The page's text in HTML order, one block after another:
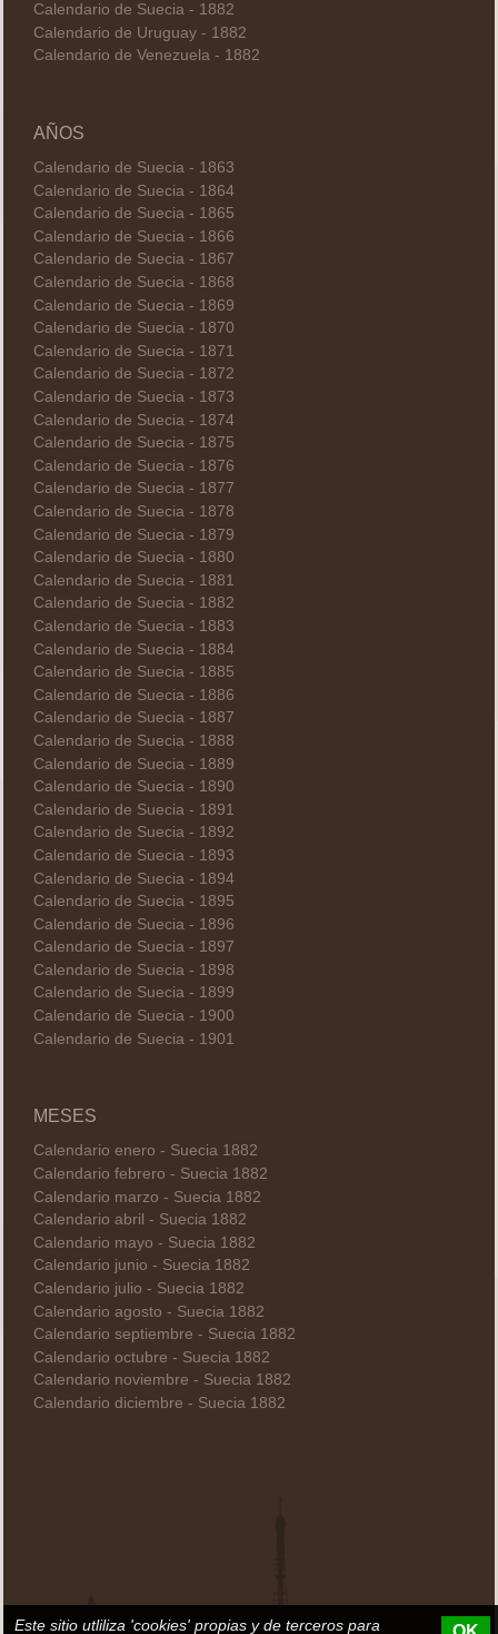
Calendario de Suecia - 1882
Calendario de Uruguay - 1882
Calendario de Venezuela - 1882
AÑOS
Calendario de Suecia - 1863
Calendario de Suecia - 1864
Calendario de Suecia - 1865
Calendario de Suecia - 1866
Calendario de Suecia - 1867
Calendario de Suecia - 1868
Calendario de Suecia - 1869
Calendario de Suecia - 1870
Calendario de Suecia - 1871
Calendario de Suecia - 1872
Calendario de Suecia - 1873
Calendario de Suecia - 1874
Calendario de Suecia - 1875
Calendario de Suecia - 1876
Calendario de Suecia - 1877
Calendario de Suecia - 1878
Calendario de Suecia - 1879
Calendario de Suecia - 1880
Calendario de Suecia - 1881
Calendario de Suecia - 1882
Calendario de Suecia - 1883
Calendario de Suecia - 1884
Calendario de Suecia - 1885
Calendario de Suecia - 1886
Calendario de Suecia - 1887
Calendario de Suecia - 1888
Calendario de Suecia - 1889
Calendario de Suecia - 1890
Calendario de Suecia - 1891
Calendario de Suecia - 1892
Calendario de Suecia - 1893
Calendario de Suecia - 1894
Calendario de Suecia - 1895
Calendario de Suecia - 1896
Calendario de Suecia - 1897
Calendario de Suecia - 1898
Calendario de Suecia - 1899
Calendario de Suecia - 1900
Calendario de Suecia - 1901
MESES
Calendario enero - Suecia 1882
Calendario febrero - Suecia 1882
Calendario marzo - Suecia 1882
Calendario abril - Suecia 1882
Calendario mayo - Suecia 1882
Calendario junio - Suecia 1882
Calendario julio - Suecia 1882
Calendario agosto - Suecia 1882
Calendario septiembre - Suecia 1882
Calendario octubre - Suecia 1882
Calendario noviembre - Suecia 1882
Calendario diciembre - Suecia 1882
Este sitio utliliza 'cookies' propias y de terceros para